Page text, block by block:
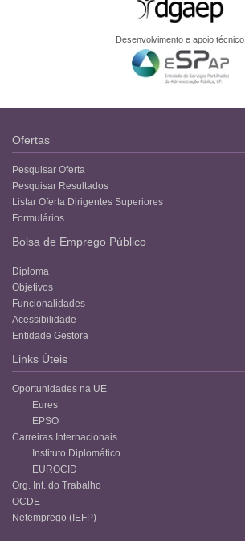
Desenvolvimento e apoio técnico
Ofertas
Pesquisar Oferta
Pesquisar Resultados
Listar Oferta Dirigentes Superiores
Formulários
Bolsa de Emprego Público
Diploma
Objetivos
Funcionalidades
Acessibilidade
Entidade Gestora
Links Úteis
Oportunidades na UE
Eures
EPSO
Carreiras Internacionais
Instituto Diplomático
EUROCID
Org. Int. do Trabalho
OCDE
Netemprego (IEFP)